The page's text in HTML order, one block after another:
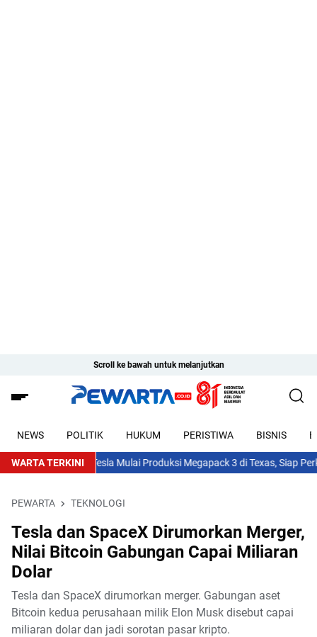
Scroll ke bawah untuk melanjutkan
NEWS POLITIK HUKUM PERISTIWA BISNIS
WARTA TERKINITesla Mulai Produksi Megapack 3 di Texas, Siap Perkuat
PEWARTA TEKNOLOGI
Tesla dan SpaceX Dirumorkan Merger,
Nilai Bitcoin Gabungan Capai Miliaran
Dolar
Tesla dan SpaceX dirumorkan merger. Gabungan aset
Bitcoin kedua perusahaan milik Elon Musk disebut capai
miliaran dolar dan jadi sorotan pasar kripto.